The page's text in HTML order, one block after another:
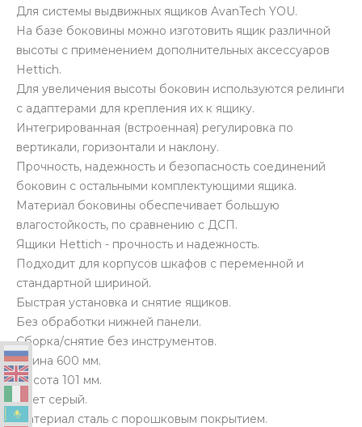
Для системы выдвижных ящиков AvanTech YOU.
На базе боковины можно изготовить ящик различной
высоты с применением дополнительных аксессуаров
Hettich.
Для увеличения высоты боковин используются релинги
с адаптерами для крепления их к ящику.
Интегрированная (встроенная) регулировка по
вертикали, горизонтали и наклону.
Прочность, надежность и безопасность соединений
боковин с остальными комплектующими ящика.
Материал боковины обеспечивает большую
влагостойкость, по сравнению с ДСП.
Ящики Hettich - прочность и надежность.
Подходит для корпусов шкафов с переменной и
стандартной шириной.
Быстрая установка и снятие ящиков.
Без обработки нижней панели.
Сборка/снятие без инструментов.
Длина 600 мм.
Высота 101 мм.
Цвет серый.
Материал сталь с порошковым покрытием.